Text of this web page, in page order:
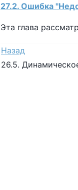
27.2. Ошибка
Эта глава
Назад
26.5.